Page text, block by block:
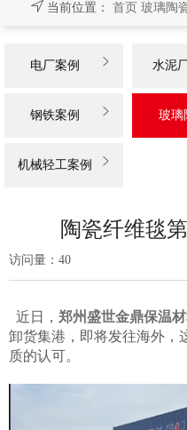
当前位置： 首页 玻璃陶
电厂案例  水泥
钢铁案例  玻璃
机械轻工案例 
陶瓷纤维毯
访问量： 40
近日， 郑州盛世金鼎保温
卸货集港，即将发往海外，
质的认可。